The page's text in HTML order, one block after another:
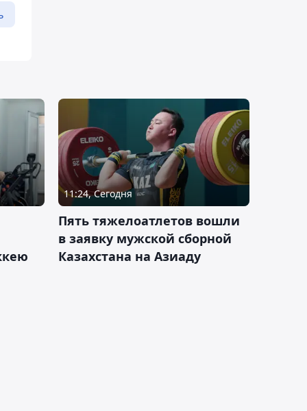
11:24, Сегодня
Пять тяжелоатлетов вошли
в заявку мужской сборной
Казахстана на Азиаду